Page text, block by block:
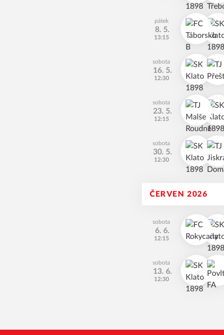
pátek
8. 5.
13:15
sobota
16. 5.
12:30
sobota
23. 5.
12:15
sobota
30. 5.
12:30
ČERVEN 2026
sobota
6. 6.
12:15
sobota
13. 6.
12:30